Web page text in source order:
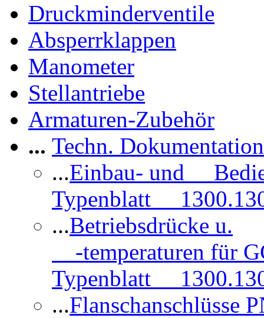
Druckminderventile
Absperrklappen
Manometer
Stellantriebe
Armaturen-Zubehör
... Techn.
...Einbau- und
Typenblatt
...Betriebsdrücke u.
-temperaturen für
Typenblatt
...